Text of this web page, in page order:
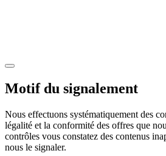
Motif du signalement
Nous effectuons systématiquement des
légalité et la conformité des offres que
contrôles vous constatez des contenus
nous le signaler.